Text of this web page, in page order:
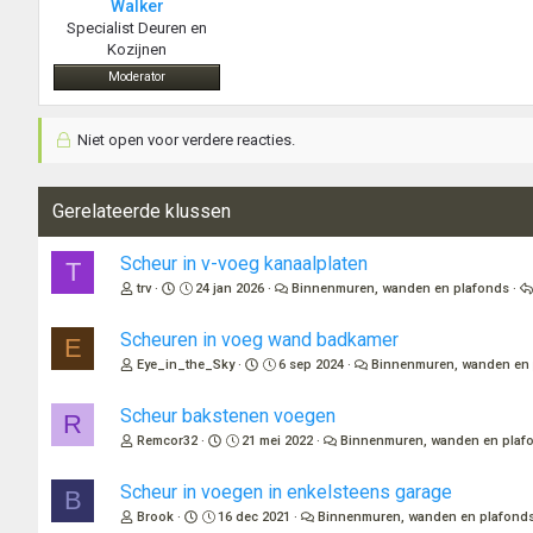
Walker
Specialist Deuren en
Kozijnen
Moderator
Niet open voor verdere reacties.
Gerelateerde klussen
T Scheur in v-voeg kanaalplaten
trv 24 jan 2026 Binnenmuren, wanden en plafonds
E Scheuren in voeg wand badkamer
Eye_in_the_Sky 6 sep 2024 Binnenmuren, wanden
R Scheur bakstenen voegen
Remcor32 21 mei 2022 Binnenmuren, wanden en
B Scheur in voegen in enkelsteens garage
Brook 16 dec 2021 Binnenmuren, wanden en